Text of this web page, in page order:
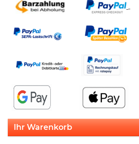
Ihr Warenkorb